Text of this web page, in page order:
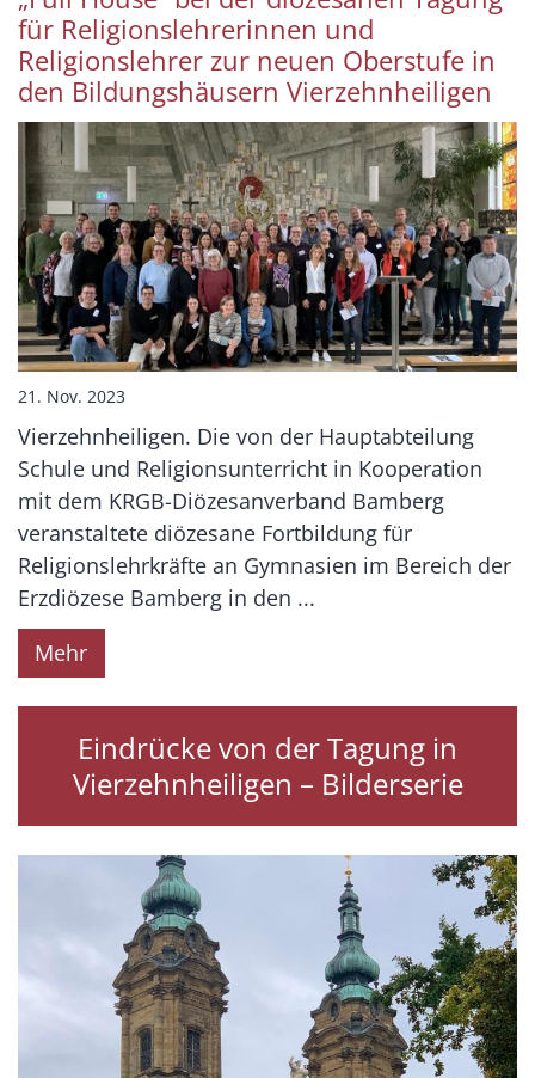
für Religionslehrerinnen und
Religionslehrer zur neuen Oberstufe in
den Bildungshäusern Vierzehnheiligen
21. Nov. 2023
Vierzehnheiligen. Die von der Hauptabteilung
Schule und Religionsunterricht in Kooperation
mit dem KRGB-Diözesanverband Bamberg
veranstaltete diözesane Fortbildung für
Religionslehrkräfte an Gymnasien im Bereich der
Erzdiözese Bamberg in den ...
Mehr
Eindrücke von der Tagung in
Vierzehnheiligen – Bilderserie